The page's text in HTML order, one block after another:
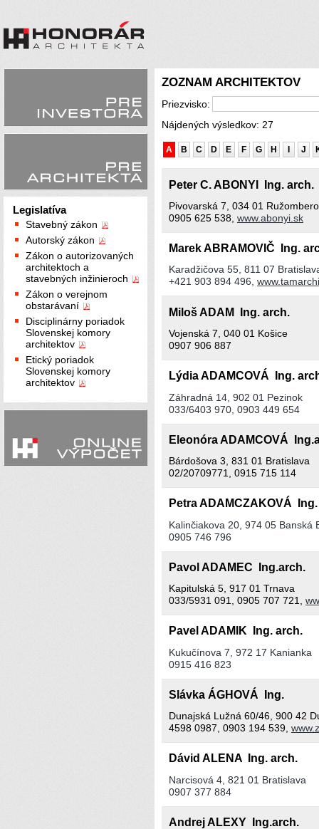
Legislatíva
Stavebný zákon
Autorský zákon
Zákon o autorizovaných
architektoch a
stavebných inžinieroch
Zákon o verejnom
obstarávaní
Disciplinárny poriadok
Slovenskej komory
architektov
Etický poriadok
Slovenskej komory
architektov
ZOZNAM ARCHITEKTOV
Priezvisko:
Nájdených výsledkov: 27
A B C D E F G H J
Peter C. ABONYI Ing. arch.
Pivovarská 7, 034 01
0905 625 538, www.abonyi.sk
Marek ABRAMOVIČ Ing.
Karadžičova 55, 811 07
+421 903 894 496,
Miloš ADAM Ing. arch.
Vojenská 7, 040 01 Košice
0907 906 887
Lýdia ADAMCOVÁ Ing.
Záhradná 14, 902 01 Pezinok
033/6403 970, 0903 449 654
Eleonóra ADAMCOVÁ
Bárdošova 3, 831 01 Bratislava
02/20709771, 0915 715 114
Petra ADAMCZAKOVÁ
Kalinčiakova 20, 974 05 Banská
0905 746 796
Pavol ADAMEC Ing.arch.
Kapitulská 5, 917 01 Trnava
033/5931 091, 0905 707 721,
Pavel ADAMIK Ing. arch.
Kukučínova 7, 972 17 Kanianka
0915 416 823
Slávka ÁGHOVÁ Ing.
Dunajská Lužná 60/46, 900 42
4598 0987, 0903 194 539,
Dávid ALENA Ing. arch.
Narcisová 4, 821 01 Bratislava
0907 377 884
Andrej ALEXY Ing.arch.